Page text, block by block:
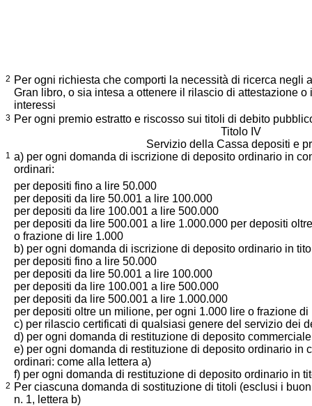
2 Per ogni richiesta che comporti la necessità di ricerca negli
Gran libro, o sia intesa a ottenere il rilascio di attestazione
interessi
3 Per ogni premio estratto e riscosso sui titoli di debito
Titolo IV
Servizio della Cassa depositi e
1 a) per ogni domanda di iscrizione di deposito ordinario in
ordinari:
per depositi fino a lire 50.000
per depositi da lire 50.001 a lire 100.000
per depositi da lire 100.001 a lire 500.000
per depositi da lire 500.001 a lire 1.000.000 per depositi
o frazione di lire 1.000
b) per ogni domanda di iscrizione di deposito ordinario in
per depositi fino a lire 50.000
per depositi da lire 50.001 a lire 100.000
per depositi da lire 100.001 a lire 500.000
per depositi da lire 500.001 a lire 1.000.000
per depositi oltre un milione, per ogni 1.000 lire o frazione di
c) per rilascio certificati di qualsiasi genere del servizio dei
d) per ogni domanda di restituzione di deposito commerciale
e) per ogni domanda di restituzione di deposito ordinario in
ordinari: come alla lettera a)
f) per ogni domanda di restituzione di deposito ordinario in
2 Per ciascuna domanda di sostituzione di titoli (esclusi i
n. 1, lettera b)